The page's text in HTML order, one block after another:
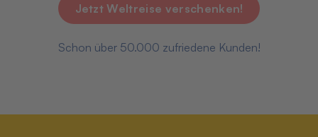
Jetzt Weltreise verschenken!
Schon über 50.000 zufriedene Kunden!